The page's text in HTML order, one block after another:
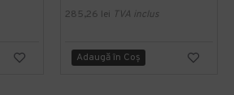
285,26 lei TVA inclus
Adaugă în Coş